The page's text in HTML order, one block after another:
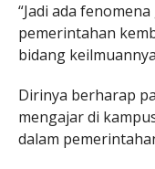
“Jadi ada
pemerintahan
bidang
Dirinya berharap
mengajar di
dalam